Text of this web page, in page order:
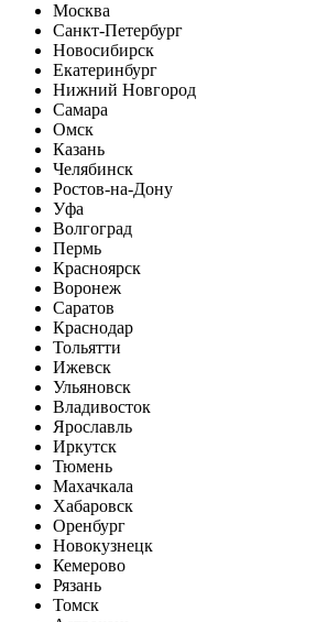
Москва
Санкт-Петербург
Новосибирск
Екатеринбург
Нижний Новгород
Самара
Омск
Казань
Челябинск
Ростов-на-Дону
Уфа
Волгоград
Пермь
Красноярск
Воронеж
Саратов
Краснодар
Тольятти
Ижевск
Ульяновск
Владивосток
Ярославль
Иркутск
Тюмень
Махачкала
Хабаровск
Оренбург
Новокузнецк
Кемерово
Рязань
Томск